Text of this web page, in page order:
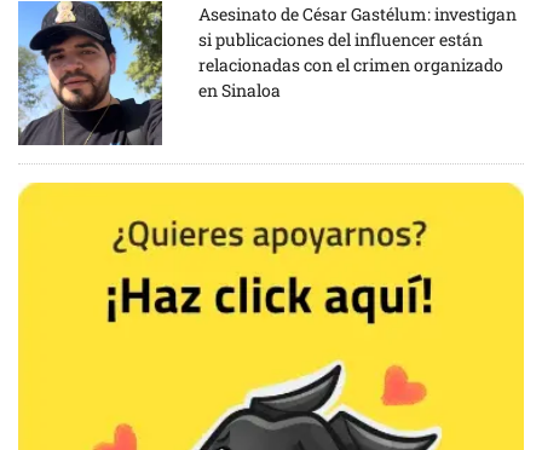
Asesinato de César Gastélum: investigan
si publicaciones del influencer están
relacionadas con el crimen organizado
en Sinaloa